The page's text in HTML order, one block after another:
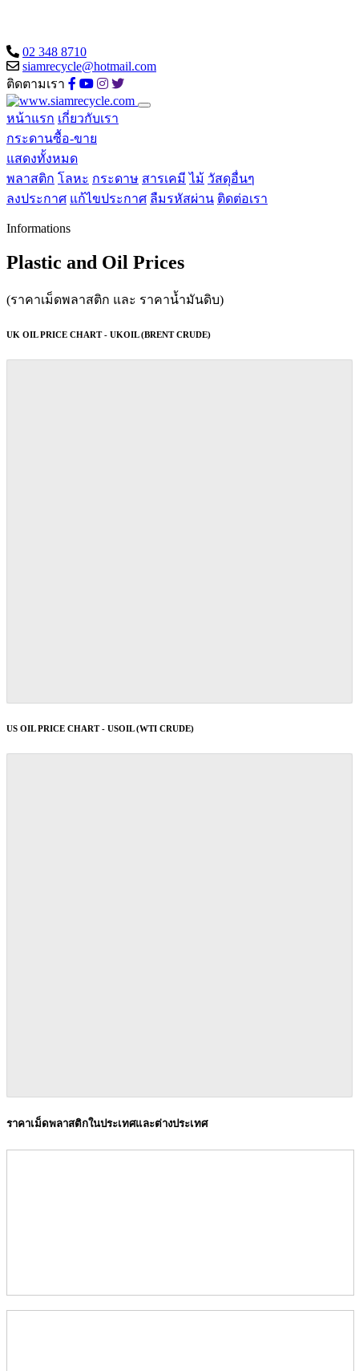
02 348 8710
siamrecycle@hotmail.com
ติดตามเรา
หน้าแรก เกี่ยวกับเรา
กระดานซื้อ-ขาย
แสดงทั้งหมด
พลาสติก โลหะ กระดาษ สารเคมี ไม้ วัสดุอื่นๆ
ลงประกาศ แก้ไขประกาศ ลืมรหัสผ่าน ติดต่อเรา
Informations
Plastic and Oil Prices
(ราคาเม็ดพลาสติก และ ราคาน้ำมันดิบ)
UK OIL PRICE CHART - UKOIL (BRENT CRUDE)
US OIL PRICE CHART - USOIL (WTI CRUDE)
ราคาเม็ดพลาสติกในประเทศและต่างประเทศ